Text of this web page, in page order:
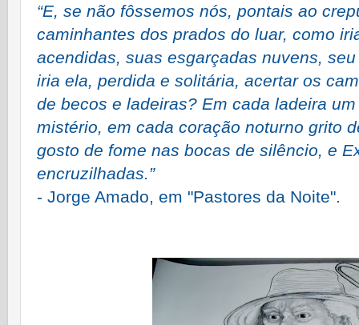
“E, se não fôssemos nós, pontais ao
caminhantes dos prados do luar, como
acendidas, suas esgarçadas nuvens,
iria ela, perdida e solitária, acertar os
de becos e ladeiras? Em cada ladeira
mistério, em cada coração noturno grito
gosto de fome nas bocas de silêncio, e
encruzilhadas.”
- Jorge Amado, em "Pastores da Noite".